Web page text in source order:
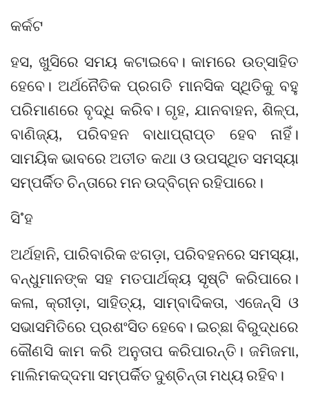
କର୍କଟ
ହସ, ଖୁସିରେ ସମୟ କଟାଇବେ। କାମରେ ଉତ୍ସାହିତ
ହେବେ। ଅର୍ଥନୈତିକ ପ୍ରଗତି ମାନସିକ ସ୍ଥିତିକୁ ବହୁ
ପରିମାଣରେ ବୃଦ୍ଧି କରିବ। ଗୃହ, ଯାନବାହନ, ଶିଳ୍ପ,
ବାଣିଜ୍ୟ, ପରିବହନ ବାଧାପ୍ରାପ୍ତ ହେବ ନାହିଁ।
ସାମୟିକ ଭାବରେ ଅତୀତ କଥା ଓ ଉପସ୍ଥିତ ସମସ୍ୟା
ସମ୍ପର୍କିତ ଚିନ୍ତାରେ ମନ ଉଦ୍‌ବିଗ୍ନ ରହିପାରେ।
ସି˚ହ
ଅର୍ଥହାନି, ପାରିବାରିକ ଝଗଡ଼ା, ପରିବହନରେ ସମସ୍ୟା,
ବନ୍ଧୁମାନଙ୍କ ସହ ମତପାର୍ଥକ୍ୟ ସୃଷ୍ଟି କରିପାରେ।
କଳା, କ୍ରୀଡ଼ା, ସାହିତ୍ୟ, ସାମ୍ବାଦିକତା, ଏଜେନ୍ସି ଓ
ସଭାସମିତିରେ ପ୍ରଶଂସିତ ହେବେ। ଇଚ୍ଛା ବିରୁଦ୍ଧରେ
କୌଣସି କାମ କରି ଅନୁତାପ କରିପାରନ୍ତି। ଜମିଜମା,
ମାଲିମକଦ୍ଦମା ସମ୍ପର୍କିତ ଦୁଶ୍ଚିନ୍ତା ମଧ୍ୟ ରହିବ।